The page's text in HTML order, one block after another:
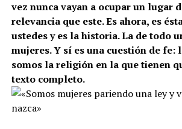
vez nunca vayan a ocupar un lugar
relevancia que este. Es ahora, es
ustedes y es la historia. La de todo
mujeres. Y sí es una cuestión de fe:
somos la religión en la que tienen
texto completo.